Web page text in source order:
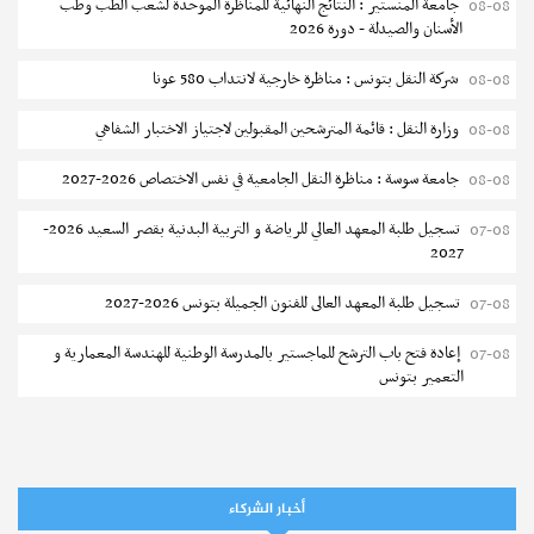
المركز القطاعي للتكوين في الآلية الفلاحية جوقار الفحص : دورة
نشر في04-08-2026
ماهي شروط الترشح للحصول على شهادة المهارة بمنظومة التكوين
المهني العسكرية ؟
08-08 جامعة المنستير : النتائج النهائية للمناظرة الموحدة لشعب الطب وطب
الأسنان والصيدلة - دورة 2026
08-08 شركة النقل بتونس : مناظرة خارجية لانتداب 580 عونا
08-08 وزارة النقل : قائمة المترشحين المقبولين لاجتياز الاختبار الشفاهي
08-08 جامعة سوسة : مناظرة النقل الجامعية في نفس الاختصاص 2026-2027
07-08
تسجيل طلبة المعهد العالي للرياضة و التربية البدنية بقصر السعيد 2026-
2027
07-08 تسجيل طلبة المعهد العالى للفنون الجميلة بتونس 2026-2027
07-08 إعادة فتح باب الترشح للماجستير بالمدرسة الوطنية للهندسة المعمارية و
التعمير بتونس
أخبار الشركاء